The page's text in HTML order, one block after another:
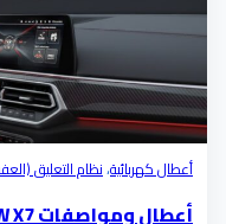
أعطال كهربائية،نظام التعليق (العفشة)